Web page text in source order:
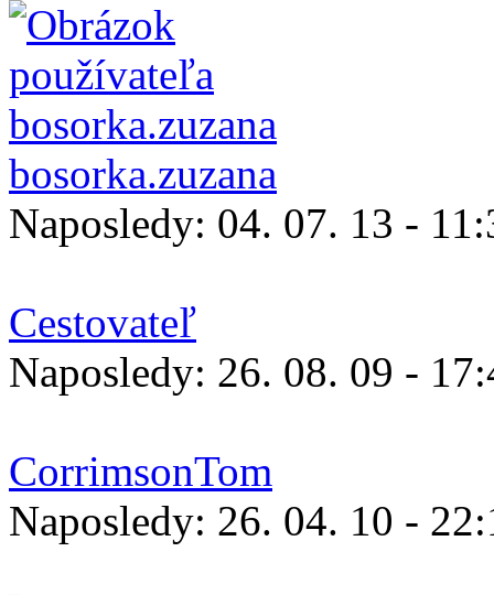
bosorka.zuzana
Naposledy: 04. 07. 13 -
Cestovateľ
Naposledy: 26. 08. 09 -
CorrimsonTom
Naposledy: 26. 04. 10 -